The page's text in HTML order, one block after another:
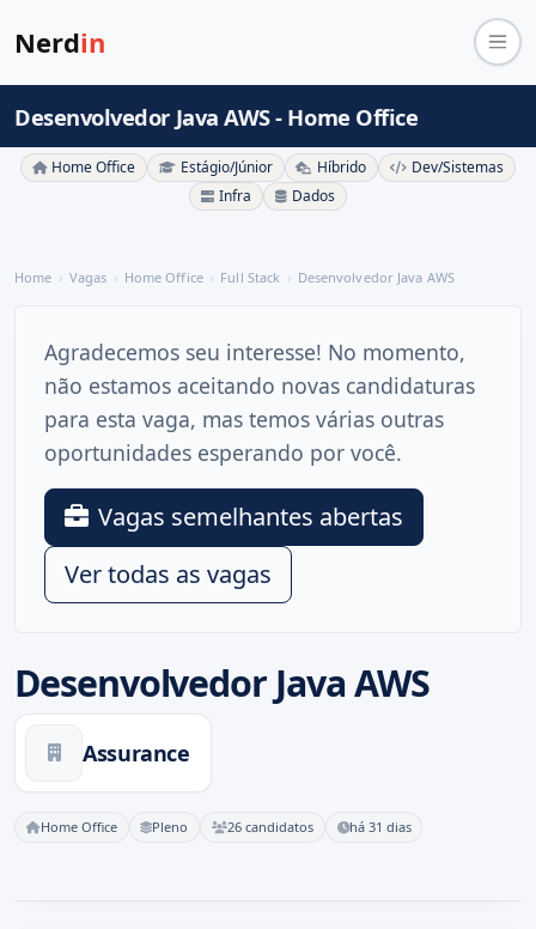
Nerdin
Desenvolvedor Java AWS - Home Office
Home Office Estágio/Júnior Híbrido
Dev/Sistemas
Infra
Dados
Home Vagas Home Office Full Stack Desenvolvedor Java AWS
Desenvolvedor Java AWS
Assurance
Home Office Pleno 26 candidatos há 31 dias
Agradecemos seu interesse! No momento,
não estamos aceitando novas candidaturas
para esta vaga, mas temos várias outras
oportunidades esperando por você.
Vagas semelhantes abertas
Ver todas as vagas